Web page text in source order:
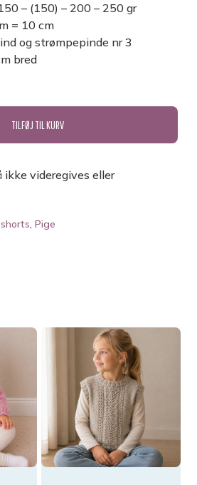
VARER I KURVEN.
– (150) – 200 – 250 gr
= 10 cm
og strømpepinde nr 3
bred
TILFØJ TIL KURV
ikke videregives eller
, Pige